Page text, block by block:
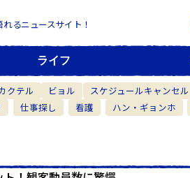
るニュースサイト！
ライフ
クテル ビョル スケジュールキャンセル
仕事探し 看護 ハン・ギョンホ